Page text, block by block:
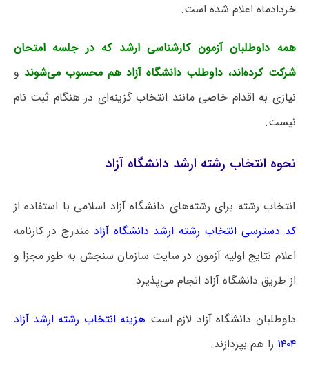
خردادماه اعلام شده است.
همه داوطلبان آزمون کارشناسی ارشد که در جلسه امتحان
شرکت کرده‌اند، داوطلب دانشگاه‌ آزاد هم محسوب می‌شوند و
نیازی به اقدام خاصی مانند انتخاب گزینه‌ای در هنگام ثبت نام
نیست.
نحوه انتخاب رشته ارشد دانشگاه آزاد
انتخاب رشته برای رشته‌های دانشگاه آزاد اسلامی با استفاده از
کد دسترسی انتخاب رشته ارشد دانشگاه آزاد مندرج در کارنامه
اعلام نتایج اولیه آزمون در سایت سازمان سنجش به طور مجزا و
از طریق دانشگاه آزاد انجام می‌پذیرد.
داوطلبان دانشگاه آزاد لازم است هزینه انتخاب رشته ارشد آزاد
۱۴۰۴ را هم بپردازند.